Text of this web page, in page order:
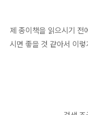
제 종이책을 읽으시기 전
시면 좋을 것 같아서 이